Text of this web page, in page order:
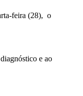
feira (28), o
e ao